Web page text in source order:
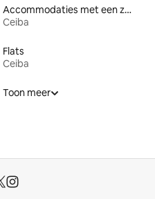
Accommodaties met een zwembad
Ceiba
Flats
Ceiba
Toon meer